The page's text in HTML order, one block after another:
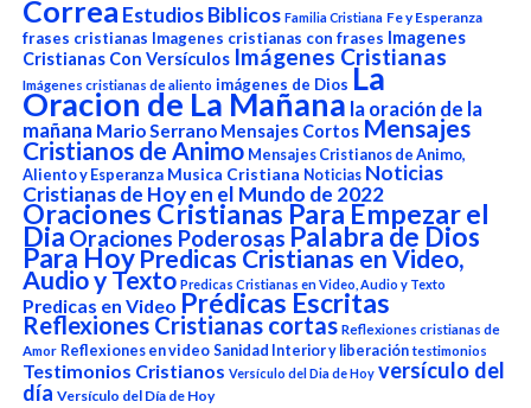
Correa Estudios Biblicos Familia Cristiana Fe y Esperanza
frases cristianas Imagenes cristianas con frases Imagenes
Cristianas Con Versículos Imágenes Cristianas
Imágenes cristianas de aliento imágenes de Dios La
Oracion de La Mañana la oración de la
mañana Mario Serrano Mensajes Cortos Mensajes
Cristianos de Animo Mensajes Cristianos de Animo,
Aliento y Esperanza Musica Cristiana Noticias Noticias
Cristianas de Hoy en el Mundo de 2022
Oraciones Cristianas Para Empezar el
Dia Oraciones Poderosas Palabra de Dios
Para Hoy Predicas Cristianas en Video,
Audio y Texto Predicas Cristianas en Video, Audio y Texto
Predicas en Video Prédicas Escritas
Reflexiones Cristianas cortas Reflexiones cristianas de
Amor Reflexiones en video Sanidad Interior y liberación testimonios
Testimonios Cristianos Versículo del Dia de Hoy versículo del
día Versículo del Día de Hoy